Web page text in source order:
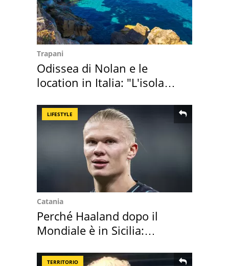
Trapani
Odissea di Nolan e le
location in Italia: "L'isola
LIFESTYLE
Catania
Perché Haaland dopo il
Mondiale è in Sicilia:
TERRITORIO